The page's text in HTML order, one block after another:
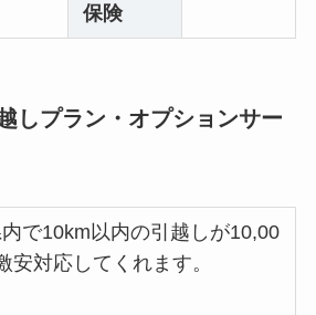
保険
しプラン・オプションサー
で10km以内の引越しが10,00
安対応してくれます。